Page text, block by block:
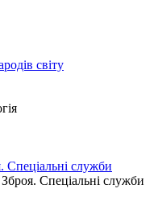
світу
Спеціальні служби
Спеціальні служби